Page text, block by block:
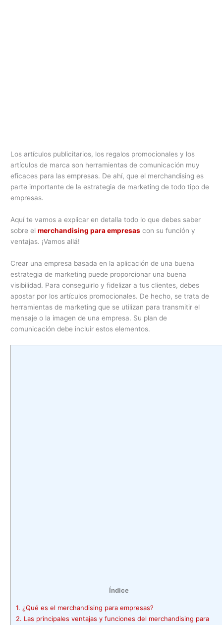
Los artículos publicitarios, los regalos promocionales y los
artículos de marca son herramientas de comunicación muy
eficaces para las empresas. De ahí, que el merchandising es
parte importante de la estrategia de marketing de todo tipo de
empresas.
Aquí te vamos a explicar en detalla todo lo que debes saber
sobre elmerchandising para empresas con su función y
ventajas. ¡Vamos allá!
Crear una empresa basada en la aplicación de una buena
estrategia de marketing puede proporcionar una buena
visibilidad. Para conseguirlo y fidelizar a tus clientes, debes
apostar por los artículos promocionales. De hecho, se trata de
herramientas de marketing que se utilizan para transmitir el
mensaje o la imagen de una empresa. Su plan de
comunicación debe incluir estos elementos.
Índice
1. ¿Qué es el merchandising para empresas?
2. Las principales ventajas y funciones del merchandising para